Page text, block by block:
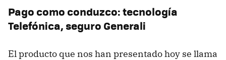
Pago como conduzco: tecnología
Telefónica, seguro Generali
El producto que nos han presentado hoy se llama